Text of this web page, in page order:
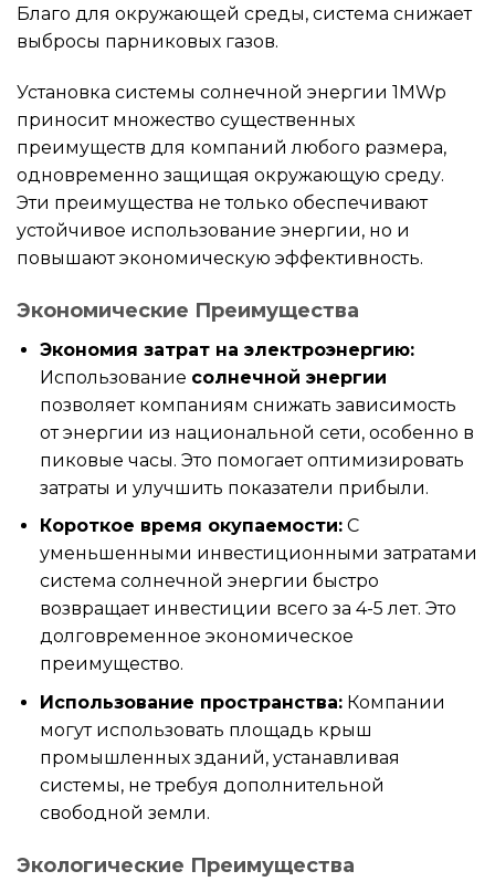
Благо для окружающей среды, система снижает
выбросы парниковых газов.
Установка системы солнечной энергии 1MWp
приносит множество существенных
преимуществ для компаний любого размера,
одновременно защищая окружающую среду.
Эти преимущества не только обеспечивают
устойчивое использование энергии, но и
повышают экономическую эффективность.
Экономические Преимущества
Экономия затрат на электроэнергию:
Использование солнечной энергии
позволяет компаниям снижать зависимость
от энергии из национальной сети, особенно в
пиковые часы. Это помогает оптимизировать
затраты и улучшить показатели прибыли.
Короткое время окупаемости:С
уменьшенными инвестиционными затратами
система солнечной энергии быстро
возвращает инвестиции всего за 4-5 лет. Это
долговременное экономическое
преимущество.
Использование пространства:Компании
могут использовать площадь крыш
промышленных зданий, устанавливая
системы, не требуя дополнительной
свободной земли.
Экологические Преимущества